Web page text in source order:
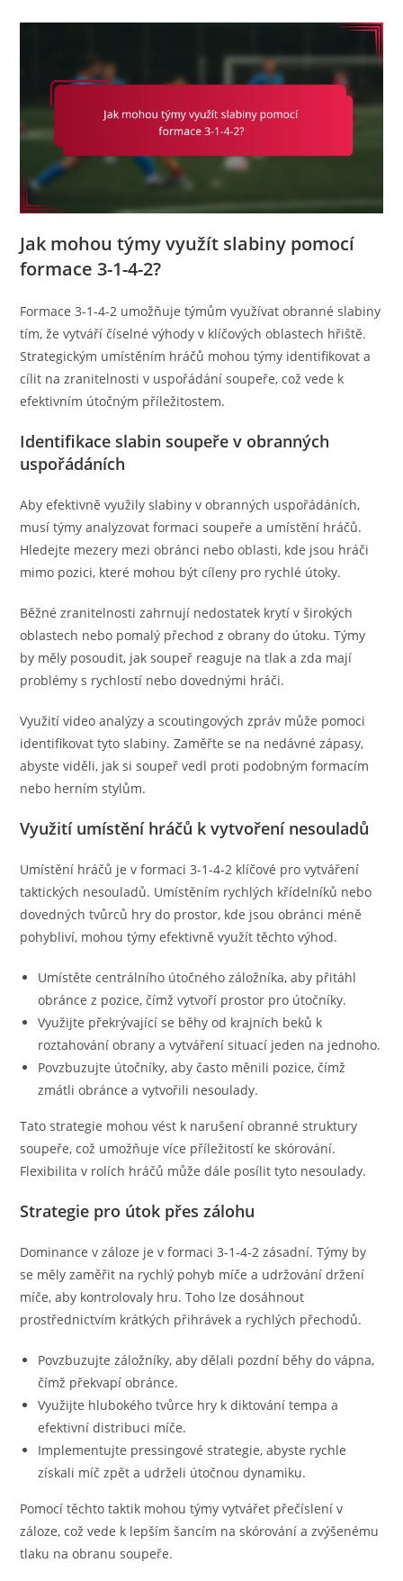
Jak mohou týmy využít slabiny pomocí
formace 3-1-4-2?
Formace 3-1-4-2 umožňuje týmům využívat obranné slabiny
tím, že vytváří číselné výhody v klíčových oblastech hřiště.
Strategickým umístěním hráčů mohou týmy identifikovat a
cílit na zranitelnosti v uspořádání soupeře, což vede k
efektivním útočným příležitostem.
Identifikace slabin soupeře v obranných
uspořádáních
Aby efektivně využily slabiny v obranných uspořádáních,
musí týmy analyzovat formaci soupeře a umístění hráčů.
Hledejte mezery mezi obránci nebo oblasti, kde jsou hráči
mimo pozici, které mohou být cíleny pro rychlé útoky.
Běžné zranitelnosti zahrnují nedostatek krytí v širokých
oblastech nebo pomalý přechod z obrany do útoku. Týmy
by měly posoudit, jak soupeř reaguje na tlak a zda mají
problémy s rychlostí nebo dovednými hráči.
Využití video analýzy a scoutingových zpráv může pomoci
identifikovat tyto slabiny. Zaměřte se na nedávné zápasy,
abyste viděli, jak si soupeř vedl proti podobným formacím
nebo herním stylům.
Využití umístění hráčů k vytvoření nesouladů
Umístění hráčů je v formaci 3-1-4-2 klíčové pro vytváření
taktických nesouladů. Umístěním rychlých křídelníků nebo
dovedných tvůrců hry do prostor, kde jsou obránci méně
pohybliví, mohou týmy efektivně využít těchto výhod.
Umístěte centrálního útočného záložníka, aby přitáhl
obránce z pozice, čímž vytvoří prostor pro útočníky.
Využijte překrývající se běhy od krajních beků k
roztahování obrany a vytváření situací jeden na jednoho.
Povzbuzujte útočníky, aby často měnili pozice, čímž
zmátli obránce a vytvořili nesoulady.
Tato strategie mohou vést k narušení obranné struktury
soupeře, což umožňuje více příležitostí ke skórování.
Flexibilita v rolích hráčů může dále posílit tyto nesoulady.
Strategie pro útok přes zálohu
Dominance v záloze je v formaci 3-1-4-2 zásadní. Týmy by
se měly zaměřit na rychlý pohyb míče a udržování držení
míče, aby kontrolovaly hru. Toho lze dosáhnout
prostřednictvím krátkých přihrávek a rychlých přechodů.
Povzbuzujte záložníky, aby dělali pozdní běhy do vápna,
čímž překvapí obránce.
Využijte hlubokého tvůrce hry k diktování tempa a
efektivní distribuci míče.
Implementujte pressingové strategie, abyste rychle
získali míč zpět a udrželi útočnou dynamiku.
Pomocí těchto taktik mohou týmy vytvářet přečíslení v
záloze, což vede k lepším šancím na skórování a zvýšenému
tlaku na obranu soupeře.